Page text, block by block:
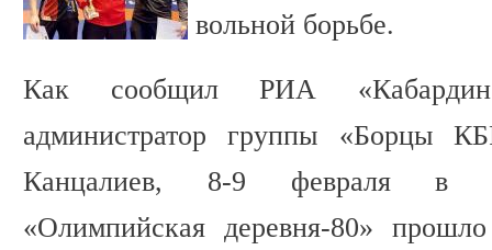
вольной борьбе.
Как сообщил РИА
администратор группы «Борцы
Канцалиев, 8-9 февраля в
«Олимпийская деревня-80»